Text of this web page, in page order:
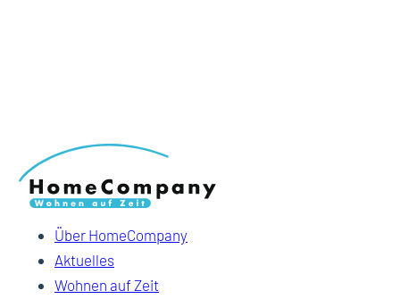
Über HomeCompany
Aktuelles
Wohnen auf Zeit